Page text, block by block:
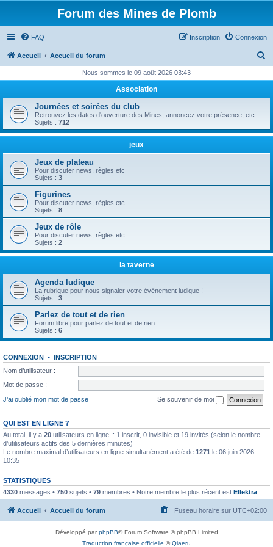
Forum des Mines de Plomb
FAQ Connexion
Inscription
Accueil Accueil du forum
h
r
r
Nous sommes le 09 août 2026 03:43
Association
Journées et soirées du club
Retrouvez les dates d'ouverture des Mines, annoncez votre présence, etc...
Sujets : 712
jeux
Jeux de plateau
Pour discuter news, règles etc
Sujets : 3
Figurines
Pour discuter news, règles etc
Sujets : 8
Jeux de rôle
Pour discuter news, règles etc
Sujets : 2
la taverne
Agenda ludique
La rubrique pour nous signaler votre événement ludique !
Sujets : 3
Parlez de tout et de rien
Forum libre pour parlez de tout et de rien
Sujets : 6
CONNEXION • INSCRIPTION
Nom d’utilisateur :
Mot de passe :
J’ai oublié mon mot de passe
Se souvenir de moi
QUI EST EN LIGNE ?
Au total, il y a 20 utilisateurs en ligne :: 1 inscrit, 0 invisible et 19 invités (selon le nombre
d’utilisateurs actifs des 5 dernières minutes)
Le nombre maximal d’utilisateurs en ligne simultanément a été de 1271 le 06 juin 2026
10:35
STATISTIQUES
4330 messages • 750 sujets • 79 membres • Notre membre le plus récent est Ellektra
Accueil Accueil du forum Fuseau horaire sur UTC+02:00
Développé parphpBB® Forum Software © phpBB Limited
Traduction française officielle ©Qiaeru